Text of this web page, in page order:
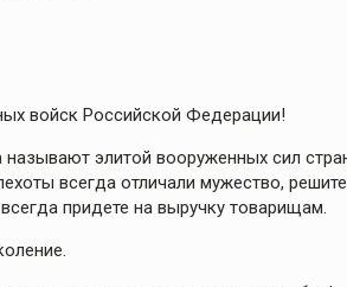
войск Российской Федерации!
элитой вооруженных сил
всегда отличали мужество,
придете на выручку товарищам.